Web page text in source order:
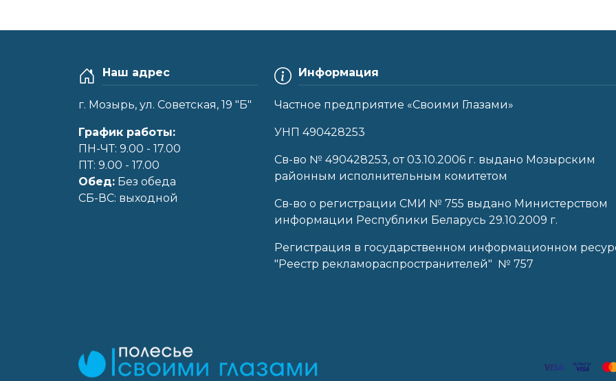
Наш адрес
г. Мозырь, ул. Советская, 19 "Б"
График работы:
ПН-ЧТ: 9.00 - 17.00
ПТ: 9.00 - 17.00
Обед: Без обеда
CБ-ВС: выходной
Информация
Частное предприятие «Своими Глазами»
УНП 490428253
Cв-во № 490428253, от 03.10.2006 г. выдано Мозырским
районным исполнительным комитетом
Св-во о регистрации СМИ № 755 выдано Министерством
информации Республики Беларусь 29.10.2009 г.
Регистрация в государственном информационном
"Реестр рекламораспространителей" № 757